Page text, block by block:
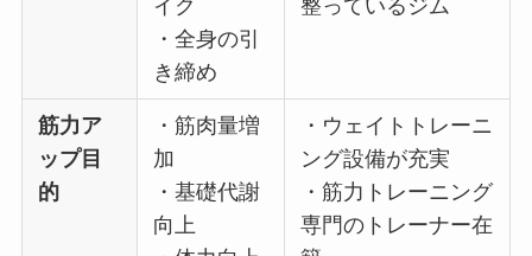
イク
・全身の引
き締め
整っているジム
筋力ア
ップ目
的
・筋肉量増
加
・基礎代謝
向上
・ウェイトトレーニ
ング設備が充実
・筋力トレーニング
専門のトレーナー在